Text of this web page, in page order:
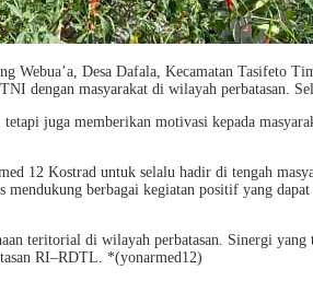
Webua’a, Desa Dafala, Kecamatan Tasifeto
dengan masyarakat di wilayah perbatasan.
juga memberikan motivasi kepada
12 Kostrad untuk selalu hadir di tengah
berbagai kegiatan positif yang
teritorial di wilayah perbatasan. Sinergi
RI–RDTL. *(yonarmed12)